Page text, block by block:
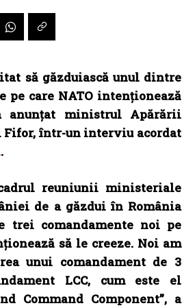
să găzduiască unul dintre
pe care NATO intenționează
anunțat ministrul Apărării
într-un interviu acordat
.
reuniunii ministeriale
de a găzdui în România
trei comandamente noi pe
să le creeze. Noi am
unui comandament de 3
LCC, cum este el
Command Component”, a